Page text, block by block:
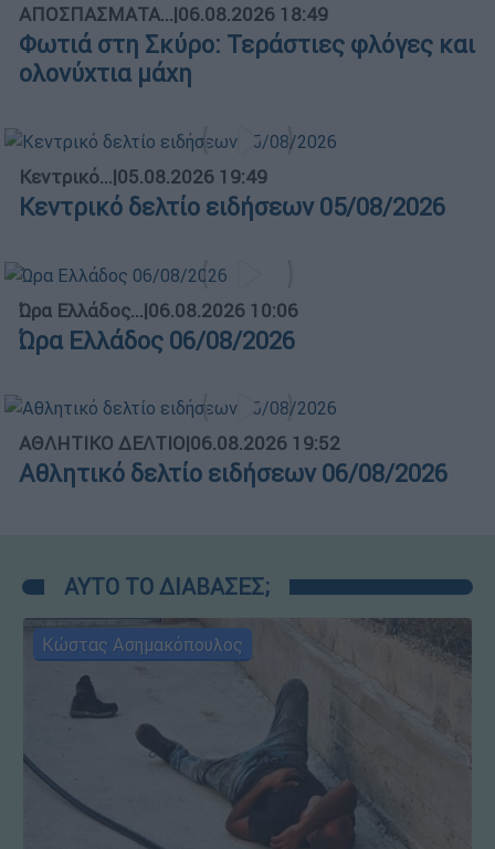
ΑΠΟΣΠΑΣΜΑΤΑ...|06.08.2026 18:49
Φωτιά στη Σκύρο: Τεράστιες φλόγες και
ολονύχτια μάχη
Κεντρικό...|05.08.2026 19:49
Κεντρικό δελτίο ειδήσεων 05/08/2026
Ώρα Ελλάδος...|06.08.2026 10:06
Ώρα Ελλάδος 06/08/2026
ΑΘΛΗΤΙΚΟ ΔΕΛΤΙΟ|06.08.2026 19:52
Αθλητικό δελτίο ειδήσεων 06/08/2026
ΑΥΤΟ ΤΟ ΔΙΑΒΑΣΕΣ;
Κώστας Ασημακόπουλος